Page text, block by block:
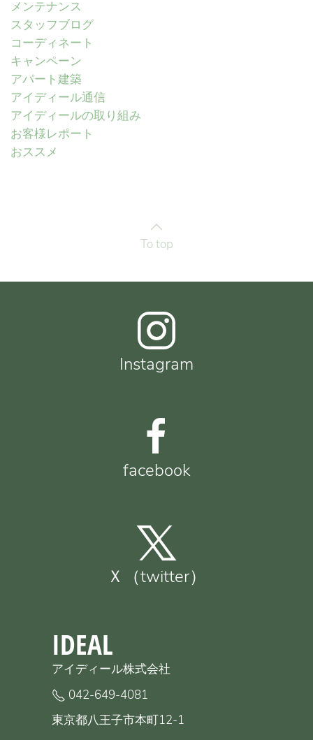
メンテナンス
スタッフブログ
コーディネート
キャンペーン
アパート建築
アイディール通信
アイディールの取り組み
お客様レポート
おススメ
To top
Instagram
facebook
Ｘ（twitter）
IDEAL
アイディール株式会社
042-649-4081
東京都八王子市本町12-1